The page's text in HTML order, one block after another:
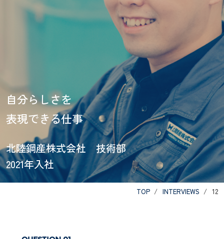
自分らしさを
表現できる仕事
北陸鋼産株式会社 技術部
2021年入社
TOP INTERVIEWS 12